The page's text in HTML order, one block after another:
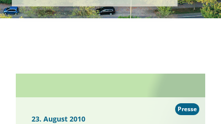
23. August 2010
Presse